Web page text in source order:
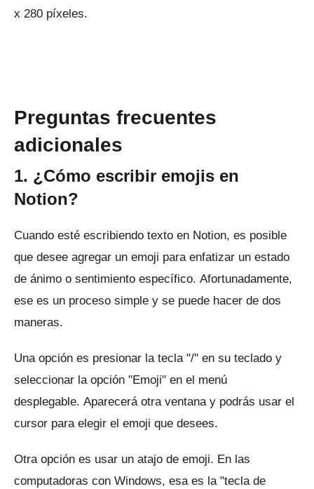
x 280 píxeles.
Preguntas frecuentes
adicionales
1. ¿Cómo escribir emojis en
Notion?
Cuando esté escribiendo texto en Notion, es posible
que desee agregar un emoji para enfatizar un estado
de ánimo o sentimiento específico. Afortunadamente,
ese es un proceso simple y se puede hacer de dos
maneras.
Una opción es presionar la tecla "/" en su teclado y
seleccionar la opción "Emoji" en el menú
desplegable. Aparecerá otra ventana y podrás usar el
cursor para elegir el emoji que desees.
Otra opción es usar un atajo de emoji. En las
computadoras con Windows, esa es la "tecla de